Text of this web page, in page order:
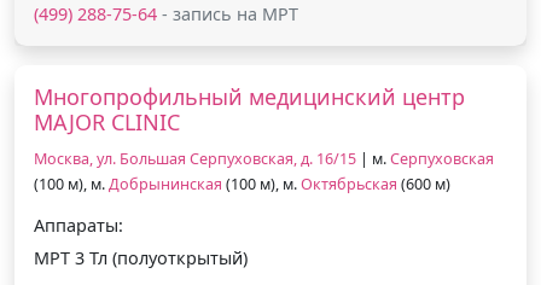
(499) 288-75-64 - запись на МРТ
Многопрофильный медицинский центр
MAJOR CLINIC
Москва, ул. Большая Серпуховская, д. 16/15 | м.Серпуховская
(100 м), м.Добрынинская (100 м), м.Октябрьская (600 м)
Аппараты:
МРТ 3 Тл (полуоткрытый)